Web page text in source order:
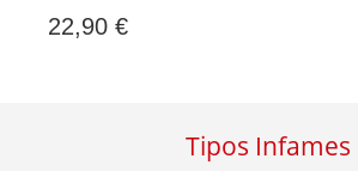
22,90 €
Tipos Infames